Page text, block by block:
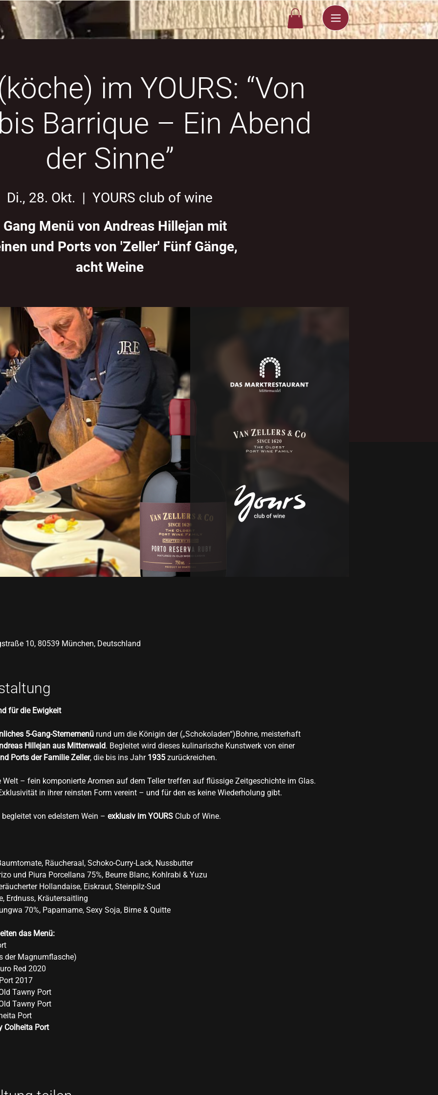
im YOURS: “Von
Barrique – Ein Abend
der Sinne”
Di., 28. Okt.
  |
YOURS club of wine
Gang Menü von Andreas Hillejan mit
und Ports von 'Zeller' Fünf Gänge,
acht Weine
10, 80539 München, Deutschland
für die Ewigkeit
5-Gang-Sternemenü rund um die Königin der („Schokoladen“)Bohne, meisterhaft
Hillejan aus Mittenwald. Begleitet wird dieses kulinarische Kunstwerk von einer
Ports der Familie Zeller, die bis ins Jahr 1935 zurückreichen.
Welt – fein komponierte Aromen auf dem Teller treffen auf flüssige Zeitgeschichte im Glas.
in ihrer reinsten Form vereint – und für den es keine Wiederholung gibt.
von edelstem Wein – exklusiv im YOURS Club of Wine.
Räucheraal, Schoko-Curry-Lack, Nussbutter
und Piura Porcellana 75%, Beurre Blanc, Kohlrabi & Yuzu
Hollandaise, Eiskraut, Steinpilz-Sud
Erdnuss, Kräutersaitling
70%, Papamame, Sexy Soja, Birne & Quitte
das Menü:
der Magnumflasche)
Red 2020
2017
Tawny Port
Tawny Port
Port
Colheita Port